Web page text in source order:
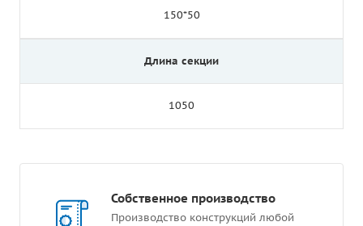
150*50
Длина секции
1050
Собственное производство
Производство конструкций любой